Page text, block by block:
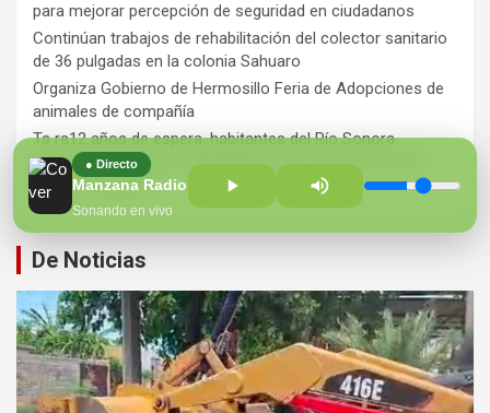
● Directo
Sonando en vivo
para mejorar percepción de seguridad en ciudadanos
Continúan trabajos de rehabilitación del colector sanitario
de 36 pulgadas en la colonia Sahuaro
Organiza Gobierno de Hermosillo Feria de Adopciones de
animales de compañía
Ts ra12 años de espera, habitantes del Río Sonora
agradecen a Durazo y Sheinbaum por construcción de
Hospital Regional
De Noticias